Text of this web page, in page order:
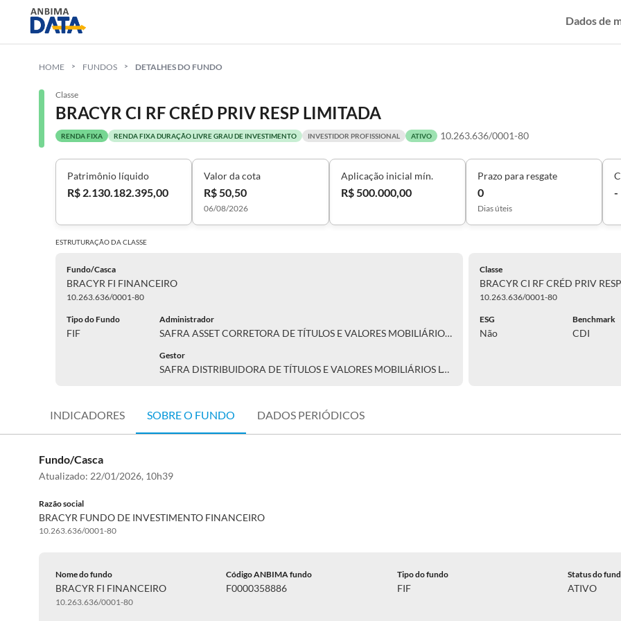
Dados de
HOME FUNDOS DETALHES DO FUNDO
Classe
BRACYR CI RF CRÉD PRIV RESP LIMITADA
RENDA FIXA RENDA FIXA DURAÇÃO LIVRE GRAU DE INVESTIMENTO INVESTIDOR PROFISSIONAL ATIVO 10.263.636/0001-80
Patrimônio líquido
R$ 2.130.182.395,00
Valor da cota
R$ 50,50
06/08/2026
Aplicação inicial mín.
R$ 500.000,00
Prazo para resgate
0
Dias úteis
-
ESTRUTURAÇÃO DACLASSE
Fundo/Casca
BRACYR FI FINANCEIRO
10.263.636/0001-80
Tipo do Fundo
FIF
Administrador
SAFRA ASSET CORRETORA DE TÍTULOS E VALORES MOBILIÁRIOS S.A.
Gestor
SAFRA DISTRIBUIDORA DE TÍTULOS E VALORES MOBILIÁRIOS LTDA.
Classe
BRACYR CI RF CRÉD PRIV
10.263.636/0001-80
ESG
Não
Benchmark
CDI
INDICADORES SOBRE O FUNDO DADOS PERIÓDICOS
Fundo/Casca
Atualizado: 22/01/2026, 10h39
Razão social
BRACYR FUNDO DE INVESTIMENTO FINANCEIRO
10.263.636/0001-80
Nome do fundo
BRACYR FI FINANCEIRO
10.263.636/0001-80
Código ANBIMA fundo
F0000358886
Tipo do fundo
FIF
Status do
ATIVO